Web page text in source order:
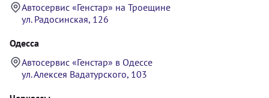
Автосервис «Генстар» на Троещине
ул. Радосинская, 126
Одесса
Автосервис «Генстар» в Одессе
ул. Алексея Вадатурского, 103